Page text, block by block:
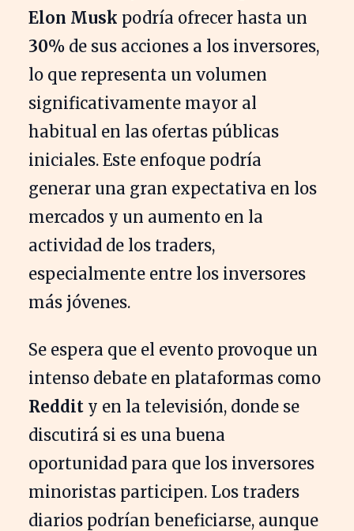
Elon Musk podría ofrecer hasta un
30% de sus acciones a los inversores,
lo que representa un volumen
significativamente mayor al
habitual en las ofertas públicas
iniciales. Este enfoque podría
generar una gran expectativa en los
mercados y un aumento en la
actividad de los traders,
especialmente entre los inversores
más jóvenes.
Se espera que el evento provoque un
intenso debate en plataformas como
Reddit y en la televisión, donde se
discutirá si es una buena
oportunidad para que los inversores
minoristas participen. Los traders
diarios podrían beneficiarse, aunque